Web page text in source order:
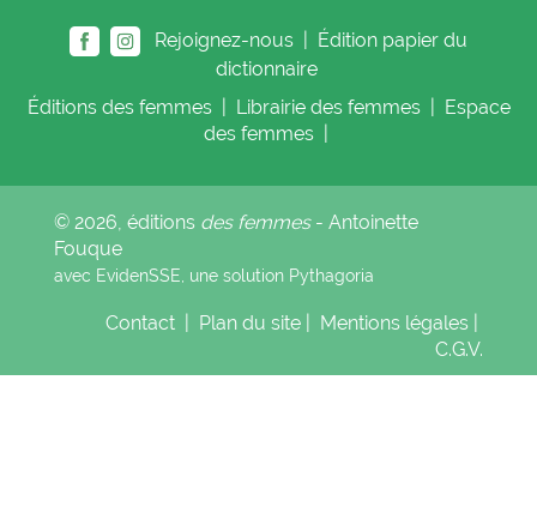
Rejoignez-nous |
Édition papier du
dictionnaire
Éditions des femmes Librairie des femmes
Espace
des femmes
© 2026, éditions des femmes- Antoinette
Fouque
avec EvidenSSE, une solution Pythagoria
Contact Plan du site Mentions légales
C.G.V.